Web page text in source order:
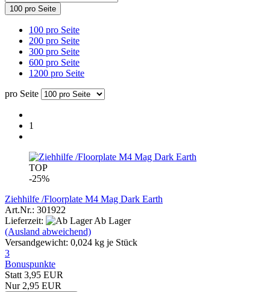
100 pro Seite
100 pro Seite
200 pro Seite
300 pro Seite
600 pro Seite
1200 pro Seite
pro Seite
1
TOP
-25%
Ziehhilfe /Floorplate M4 Mag Dark Earth
Art.Nr.: 301922
Lieferzeit:
Ab Lager
(Ausland abweichend)
Versandgewicht: 0,024 kg je Stück
3
Bonuspunkte
Statt 3,95 EUR
Nur 2,95 EUR